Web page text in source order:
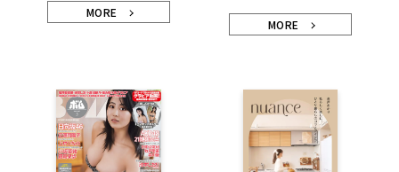
MORE
MORE